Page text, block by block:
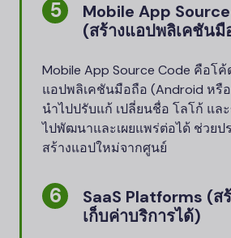
Mobile App
(สร้างแอปพลิเคชันมื
Mobile App Source Code คือโ
แอปพลิเคชันมือถือ (Android หรื
นำไปปรับแก้ เปลี่ยนชื่อ โลโก้ แล
ไปพัฒนาและเผยแพร่ต่อได้ ช่วยป
สร้างแอปใหม่จากศูนย์
SaaS Platforms (ส
เก็บค่าบริการได้)